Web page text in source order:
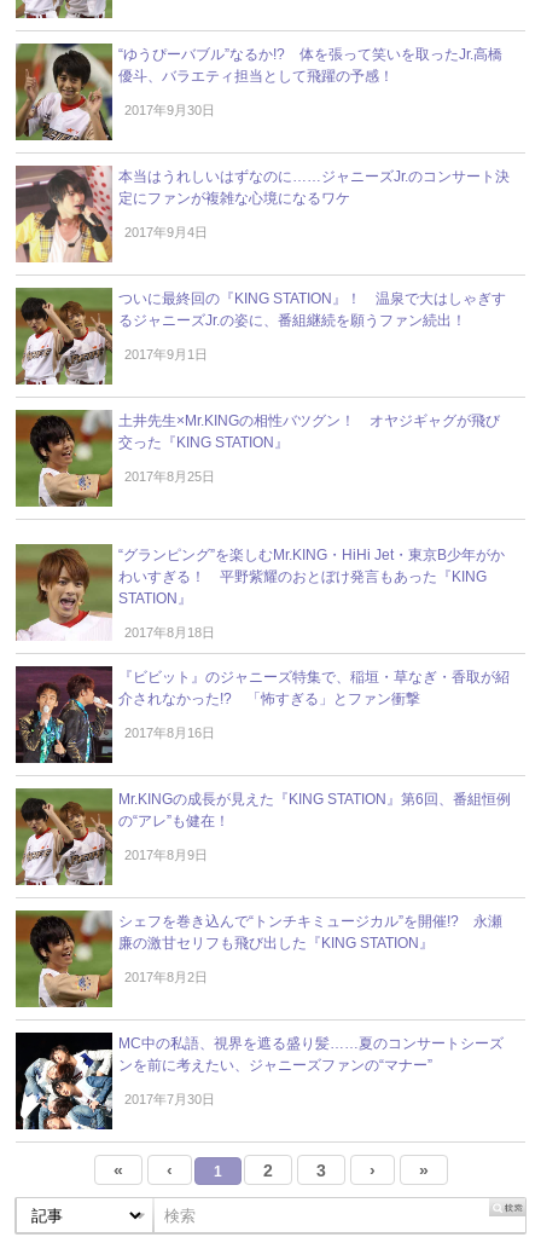
“ゆうぴーバブル”なるか!? 体を張って笑いを取ったJr.高橋
優斗、バラエティ担当として飛躍の予感！
2017年9月30日
本当はうれしいはずなのに……ジャニーズJr.のコンサート決
定にファンが複雑な心境になるワケ
2017年9月4日
ついに最終回の『KING STATION』！ 温泉で大はしゃぎす
るジャニーズJr.の姿に、番組継続を願うファン続出！
2017年9月1日
土井先生×Mr.KINGの相性バツグン！ オヤジギャグが飛び
交った『KING STATION』
2017年8月25日
“グランピング”を楽しむMr.KING・HiHi Jet・東京B少年がか
わいすぎる！ 平野紫耀のおとぼけ発言もあった『KING
STATION』
2017年8月18日
『ビビット』のジャニーズ特集で、稲垣・草なぎ・香取が紹
介されなかった!? 「怖すぎる」とファン衝撃
2017年8月16日
Mr.KINGの成長が見えた『KING STATION』第6回、番組恒例
の“アレ”も健在！
2017年8月9日
シェフを巻き込んで“トンチキミュージカル”を開催!? 永瀬
廉の激甘セリフも飛び出した『KING STATION』
2017年8月2日
MC中の私語、視界を遮る盛り髪……夏のコンサートシーズ
ンを前に考えたい、ジャニーズファンの“マナー”
2017年7月30日
« ‹ 1 2 3 › »